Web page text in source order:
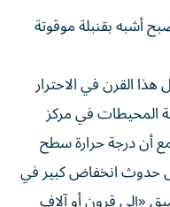
أشبه بقنبلة موقوتة
القرن في الاحترار
المحيطات في مركز
أن درجة حرارة سطح
حدوث انخفاض كبير في